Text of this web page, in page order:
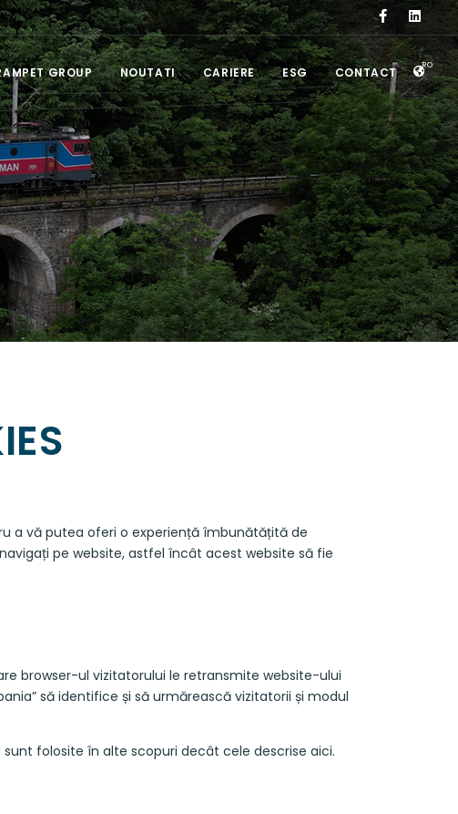
RO
GROUP NOUTATI CARIERE ESG CONTACT
a vă putea oferi o experiență îmbunătățită de
pe website, astfel încât acest website să fie
browser-ul vizitatorului le retransmite website-ului
să identifice și să urmărească vizitatorii și modul
folosite în alte scopuri decât cele descrise aici.